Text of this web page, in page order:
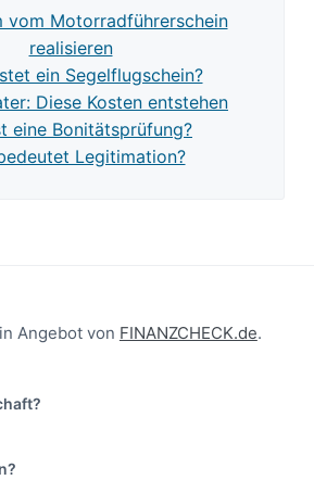
vom Motorradführerschein
realisieren
ein Segelflugschein?
Diese Kosten entstehen
eine Bonitätsprüfung?
Legitimation?
Angebot von FINANZCHECK.de.